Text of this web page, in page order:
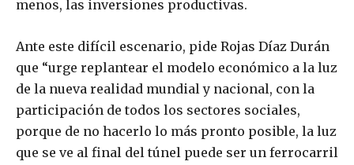
menos, las inversiones productivas.
Ante este difícil escenario, pide Rojas Díaz Durán
que “urge replantear el modelo económico a la luz
de la nueva realidad mundial y nacional, con la
participación de todos los sectores sociales,
porque de no hacerlo lo más pronto posible, la luz
que se ve al final del túnel puede ser un ferrocarril